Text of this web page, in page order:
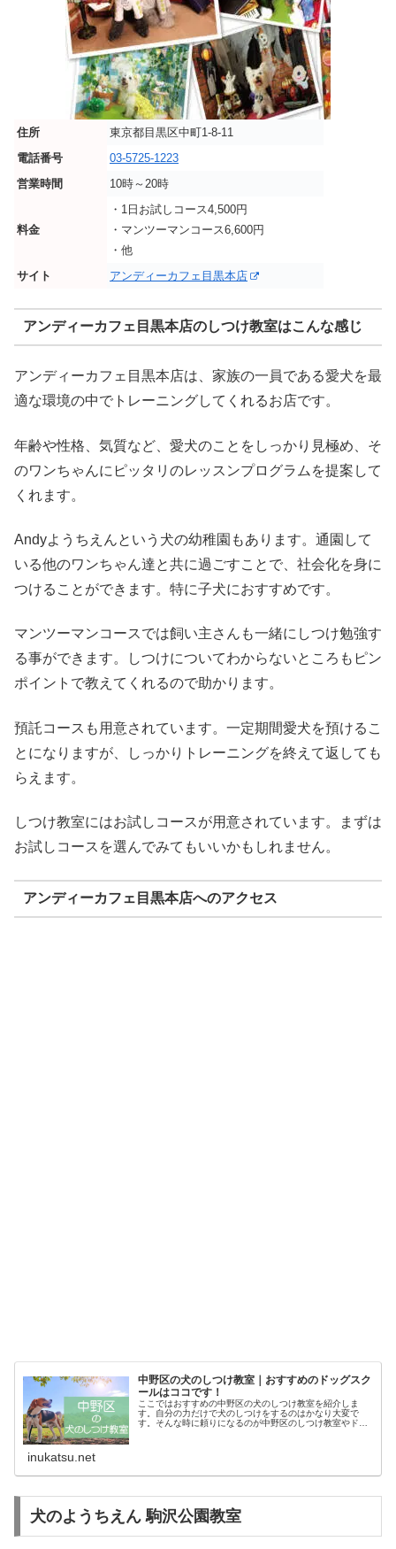
住所
東京都目黒区中町1-8-11
電話番号
03-5725-1223
営業時間
10時～20時
料金
・1日お試しコース4,500円
・マンツーマンコース6,600円
・他
サイト
アンディーカフェ目黒本店
アンディーカフェ目黒本店のしつけ教室はこんな感じ
アンディーカフェ目黒本店は、家族の一員である愛犬を最
適な環境の中でトレーニングしてくれるお店です。
年齢や性格、気質など、愛犬のことをしっかり見極め、そ
のワンちゃんにピッタリのレッスンプログラムを提案して
くれます。
Andyようちえんという犬の幼稚園もあります。通園して
いる他のワンちゃん達と共に過ごすことで、社会化を身に
つけることができます。特に子犬におすすめです。
マンツーマンコースでは飼い主さんも一緒にしつけ勉強す
る事ができます。しつけについてわからないところもピン
ポイントで教えてくれるので助かります。
預託コースも用意されています。一定期間愛犬を預けるこ
とになりますが、しっかりトレーニングを終えて返しても
らえます。
しつけ教室にはお試しコースが用意されています。まずは
お試しコースを選んでみてもいいかもしれません。
アンディーカフェ目黒本店へのアクセス
中野区の犬のしつけ教室｜おすすめのドッグスク
ールはココです！
ここではおすすめの中野区の犬のしつけ教室を紹介しま
す。自分の力だけで犬のしつけをするのはかなり大変で
す。そんな時に頼りになるのが中野区のしつけ教室やドッ
inukatsu.net
犬のようちえん 駒沢公園教室